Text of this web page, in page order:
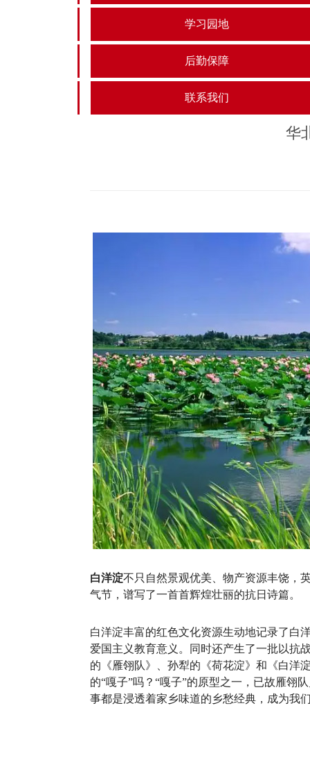
学习园地
后勤保障
联系我们
华
白洋淀不只自然景观优美、物产资源丰饶，
气节，谱写了一首首辉煌壮丽的抗日诗篇。
白洋淀丰富的红色文化资源生动地记录了白
爱国主义教育意义。同时还产生了一批以抗
的《雁翎队》、孙犁的《荷花淀》和《白洋
的“嘎子”吗？“嘎子”的原型之一，已故雁翎
事都是浸透着家乡味道的乡愁经典，成为我